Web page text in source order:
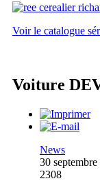
Voir le catalogue
Voiture
News
30 septembre
2308